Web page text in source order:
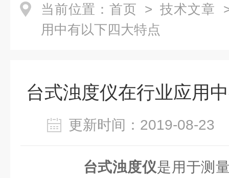
当前位置： 首页 > 技术文章
用中有以下四大特点
台式浊度仪在行业应用
更新时间：2019-08-
台式浊度仪是用于测